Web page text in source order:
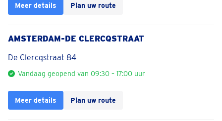
Meer details Plan uw route
AMSTERDAM-DE CLERCQSTRAAT
De Clercqstraat 84
Vandaag geopend van 09:30 – 17:00 uur
Meer details Plan uw route